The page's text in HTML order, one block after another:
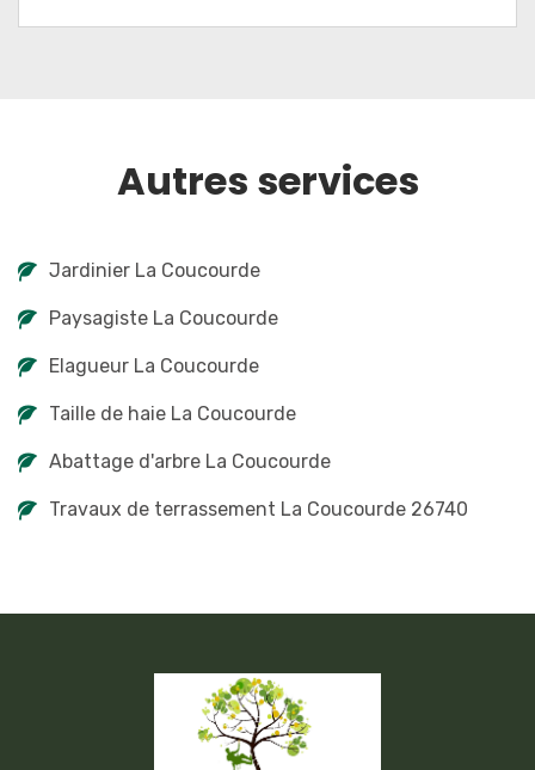
Autres services
Jardinier La Coucourde
Paysagiste La Coucourde
Elagueur La Coucourde
Taille de haie La Coucourde
Abattage d'arbre La Coucourde
Travaux de terrassement La Coucourde 26740